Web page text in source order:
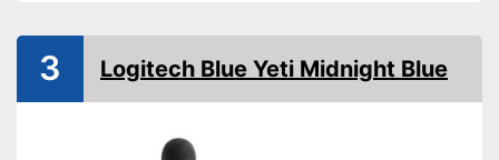
USB-Anschluss
Stromversorgung Batterie
3 Logitech Blue Yeti Midnight Blue